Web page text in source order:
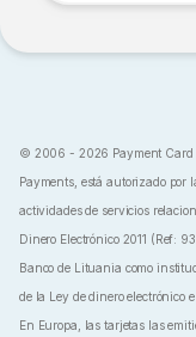
© 2006 - 2026 Payment Card
Payments, está autorizado
actividades de servicios
Dinero Electrónico 2011 (Ref:
Banco de Lituania como
de la Ley de dinero electrónico
En Europa, las tarjetas las